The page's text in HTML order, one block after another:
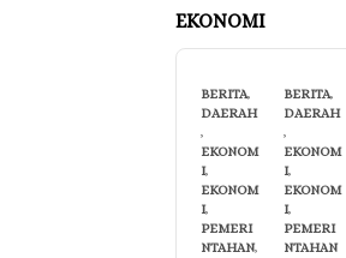
EKONOMI
BERITA,
DAERAH
,
EKONOM
I,
EKONOM
I,
PEMERI
NTAHAN,
BERITA,
DAERAH
,
EKONOM
I,
EKONOM
I,
PEMERI
NTAHAN